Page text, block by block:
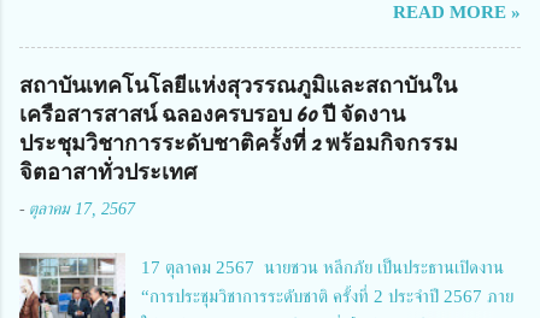
นายจักรภพ เนวะมาตย์ ผู้อำนวยการวิทยาลัยเทคนิคตาก ประธานคณะอนุกร
รมการฯ 1.นายวณิชา คณะใน ผู้ทรงคุณวุฒิ 2.นายภัทธาวุธ โพธา ผู้อำนวย
การวิทยาลัยสารพัดช่างกำแพงเพชร 3.นางสาวหัตถาภรณ์ เสาร์เรือน ผู้อำนวย
การวิทยาลัยการอาชีพบ้านตาก 4.นางเพ็ญศรี ขุนทอง ผู้อำนวยการวิทยาลัย
การอาชีพรัตนประสิทธิ์วิทย์ 5.นายธเนศ คงวังทอง ผู้อำนวยการวิทยาลัย
เกษตรและเทคโนโลยีพิจิตร 6.นายชัยณรงค์ คชมาตย์ ผู้อำนวยการวิทยาลัย
8.นายณัฐกฤต ภูทวี รองผู้อำนวยการวิทยาลัยเทคนิคตาก นายจักรภพ กล่าว
ยาวนาน มีบุคลากร นักเรียน นักศึกษาจำนวนมาก ต้องการควา...
READ MORE »
สถาบันเทคโนโลยีแห่งสุวรรณภูมิและสถาบันใน
เครือสารสาสน์ ฉลองครบรอบ 60 ปี จัดงาน
ประชุมวิชาการระดับชาติครั้งที่ 2 พร้อมกิจกรรม
จิตอาสาทั่วประเทศ
- ตุลาคม 17, 2567
17 ตุลาคม 2567 นายชวน หลีกภัย เป็นประธานเปิดงาน
“การประชุมวิชาการระดับชาติ ครั้งที่ 2 ประจำปี 2567 ภาย